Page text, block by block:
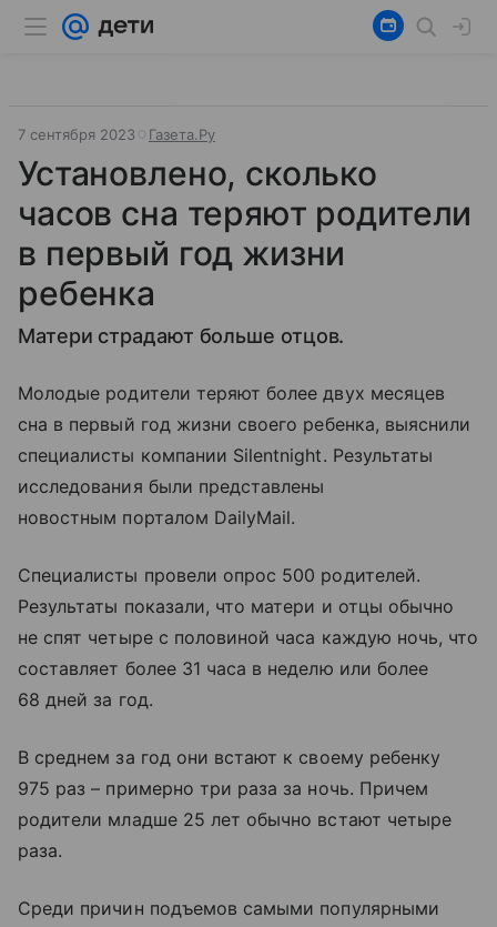
7 сентября 2023 Газета.Ру
Установлено, сколько
часов сна теряют родители
в первый год жизни
ребенка
Матери страдают больше отцов.
Молодые родители теряют более двух месяцев
сна в первый год жизни своего ребенка, выяснили
специалисты компании Silentnight. Результаты
исследования были представлены
новостным порталом DailyMail.
Специалисты провели опрос 500 родителей.
Результаты показали, что матери и отцы обычно
не спят четыре с половиной часа каждую ночь, что
составляет более 31 часа в неделю или более
68 дней за год.
В среднем за год они встают к своему ребенку
975 раз – примерно три раза за ночь. Причем
родители младше 25 лет обычно встают четыре
раза.
Среди причин подъемов самыми популярными